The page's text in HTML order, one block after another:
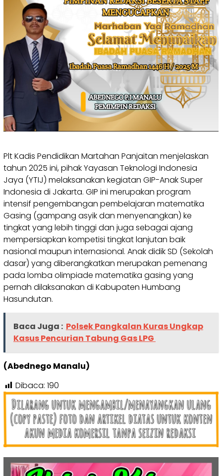
Plt Kadis Pendidikan Martahan Panjaitan menjelaskan
tahun 2025 ini, pihak Yayasan Teknologi Indonesia
Jaya (YTIJ) melaksanakan kegiatan GIP-Anak Super
Indonesia di Jakarta. GIP ini merupakan program
intensif pengembangan pembelajaran matematika
Gasing (gampang asyik dan menyenangkan) ke
tingkat yang lebih tinggi dan juga sebagai ajang
mempersiapkan kompetisi tingkat lanjutan baik
nasional maupun internasional. Anak didik SD (Sekolah
dasar) yang diberangkatkan merupakan pemenang
pada lomba olimpiade matematika gasing yang
pernah dilaksanakan di Kabupaten Humbang
Hasundutan.
Baca Juga : Polsek Pangkalan Kuras Ungkap
Kasus Pencurian Tabung Gas LPG
(Abednego Manalu)
Dibaca: 190